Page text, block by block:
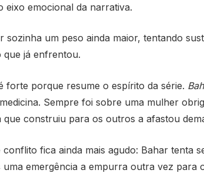
eixo emocional da narrativa.
sozinha um peso ainda maior, tentando
que já enfrentou.
forte porque resume o espírito da série.
Sempre foi sobre uma mulher
construiu para os outros a afastou
conflito fica ainda mais agudo: Bahar tenta
emergência a empurra outra vez para